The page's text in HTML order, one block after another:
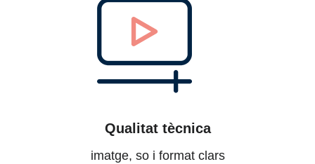
Qualitat tècnica
imatge, so i format clars